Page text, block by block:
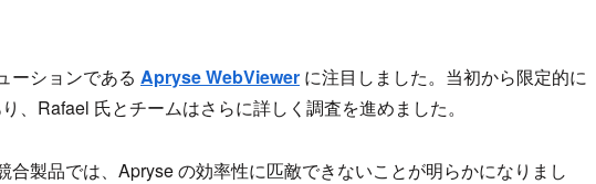
ーションである Apryse WebViewer に注目しました。当初から限定的に
、Rafael 氏とチームはさらに詳しく調査を進めました。
製品では、Apryse の効率性に匹敵できないことが明らかになりまし